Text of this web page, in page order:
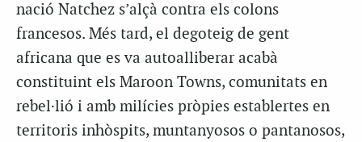
nació Natchez s’alçà contra els colons
francesos. Més tard, el degoteig de gent
africana que es va autoalliberar acabà
constituint els Maroon Towns, comunitats en
rebel·lió i amb milícies pròpies establertes en
territoris inhòspits, muntanyosos o pantanosos,